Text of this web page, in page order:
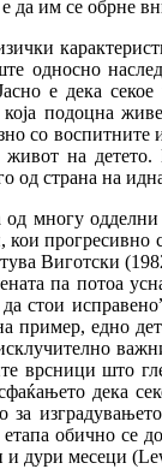
да им се обрне
односно
е дека
подоцна
со
на
од страна на
од многу
Виготски
па потоа
стои
пример, едно
врсници што
дека
етапа обично
дури месеци